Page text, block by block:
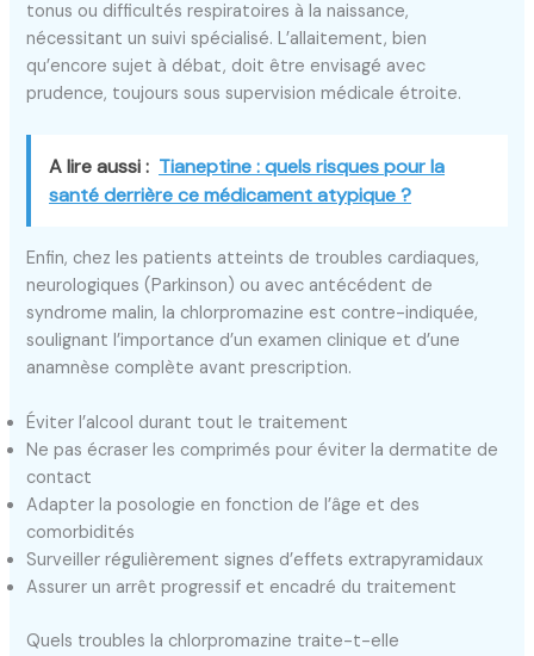
tonus ou difficultés respiratoires à la naissance,
nécessitant un suivi spécialisé. L’allaitement, bien
qu’encore sujet à débat, doit être envisagé avec
prudence, toujours sous supervision médicale étroite.
A lire aussi : Tianeptine : quels risques pour la
santé derrière ce médicament atypique ?
Enfin, chez les patients atteints de troubles cardiaques,
neurologiques (Parkinson) ou avec antécédent de
syndrome malin, la chlorpromazine est contre-indiquée,
soulignant l’importance d’un examen clinique et d’une
anamnèse complète avant prescription.
Éviter l’alcool durant tout le traitement
Ne pas écraser les comprimés pour éviter la dermatite de
contact
Adapter la posologie en fonction de l’âge et des
comorbidités
Surveiller régulièrement signes d’effets extrapyramidaux
Assurer un arrêt progressif et encadré du traitement
Quels troubles la chlorpromazine traite-t-elle